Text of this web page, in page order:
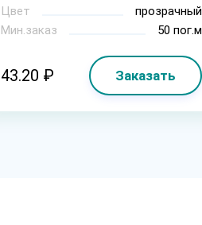
Цвет
прозрачный
Мин.заказ
50 пог.м
43.20 ₽ Заказать